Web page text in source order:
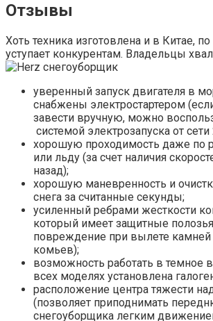
Отзывы
Хоть техника изготовлена и в Китае,
уступает конкурентам. Владельцы
уверенный запуск двигателя в
снабжены электростартером
завести вручную, можно
системой электрозапуска от
хорошую проходимость даже по
или льду (за счет наличия
назад);
хорошую маневренность и
снега за считанные секунды;
усиленный ребрами жесткости
который имеет защитные
повреждение при вылете
комьев);
возможность работать в темное
всех моделях установлена
расположение центра тяжести
(позволяет приподнимать
снегоуборщика легким